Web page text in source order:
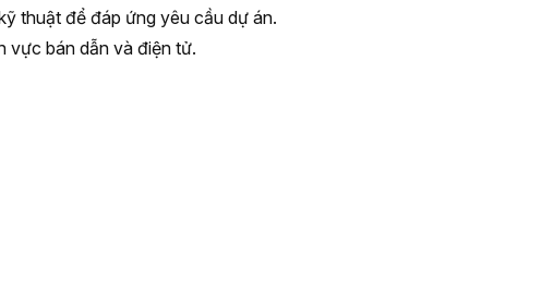
thuật để đáp ứng yêu cầu dự án.
vực bán dẫn và điện tử.